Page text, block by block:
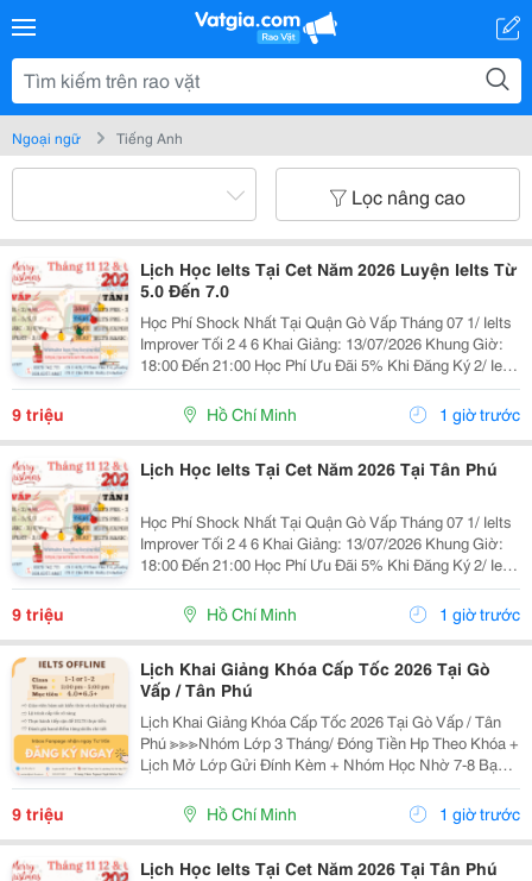
Ngoại ngữ Tiếng Anh
Lọc nâng cao
Lịch Học Ielts Tại Cet Năm 2026 Luyện Ielts Từ
5.0 Đến 7.0
Học Phí Shock Nhất Tại Quận Gò Vấp Tháng 07 1/ Ielts
Improver Tối 2 4 6 Khai Giảng: 13/07/2026 Khung Giờ:
18:00 Đến 21:00 Học Phí Ưu Đãi 5% Khi Đăng Ký 2/ Ielts
Basic Tối 3 5 7 Khai Giảng: 07//07/2026 Khung Giờ:
18:00 Đến 21:00 ...
9 triệu Hồ Chí Minh 1 giờ trước
Lịch Học Ielts Tại Cet Năm 2026 Tại Tân Phú
Học Phí Shock Nhất Tại Quận Gò Vấp Tháng 07 1/ Ielts
Improver Tối 2 4 6 Khai Giảng: 13/07/2026 Khung Giờ:
18:00 Đến 21:00 Học Phí Ưu Đãi 5% Khi Đăng Ký 2/ Ielts
Basic Tối 3 5 7 Khai Giảng: 07//07/2026 Khung Giờ:
18:00 Đến 21:00 ...
9 triệu Hồ Chí Minh 1 giờ trước
Lịch Khai Giảng Khóa Cấp Tốc 2026 Tại Gò
Vấp / Tân Phú
Lịch Khai Giảng Khóa Cấp Tốc 2026 Tại Gò Vấp / Tân
Phú ≫≫≫Nhóm Lớp 3 Tháng/ Đóng Tiền Hp Theo Khóa +
Lịch Mở Lớp Gửi Đính Kèm + Nhóm Học Nhờ 7-8 Bạn/
Lớp + Giáo Trình Ielts Có Band Điểm Lộ Trình, Sách
Nước Ngoài Bám Sát + Chia Đều 4 Kỹ...
9 triệu Hồ Chí Minh 1 giờ trước
Lịch Học Ielts Tại Cet Năm 2026 Tại Tân Phú